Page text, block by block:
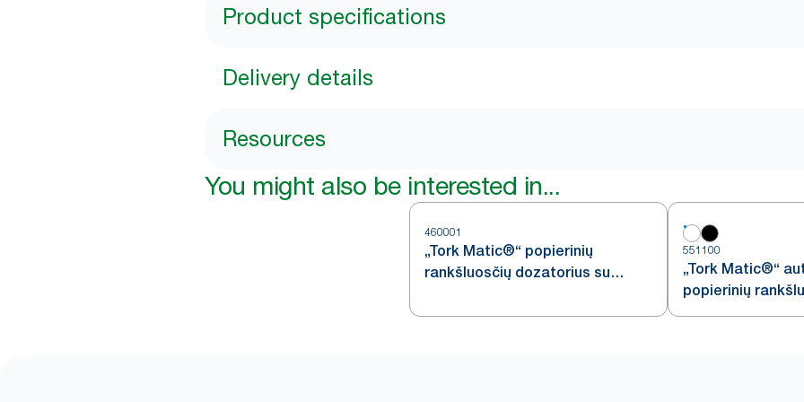
Product specifications
Delivery details
Resources
You might also be interested in...
460001
„Tork Matic®“ popierinių
rankšluosčių dozatorius su
plieno, H1
551100
„Tork Matic®“
popierinių
dozatorius,